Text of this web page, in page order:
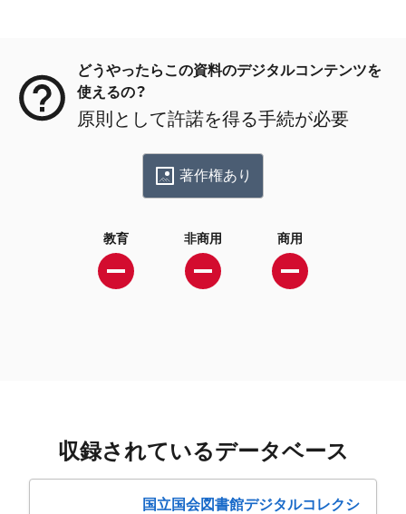
どうやったらこの資料のデジタルコンテンツを
使えるの？
原則として許諾を得る手続が必要
著作権あり
教育 非商用 商用
収録されているデータベース
国立国会図書館デジタルコレクシ